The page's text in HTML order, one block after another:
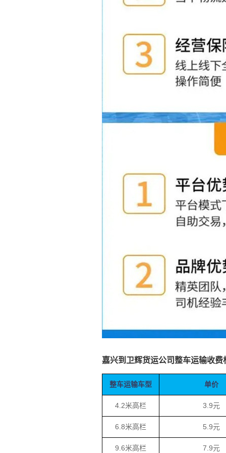
嘉兴到卫辉货运公司整车运输收费
整车运输车型 单价
4.2米高栏 3.9元
6.8米高栏 5.9元
9.6米高栏 7.9元